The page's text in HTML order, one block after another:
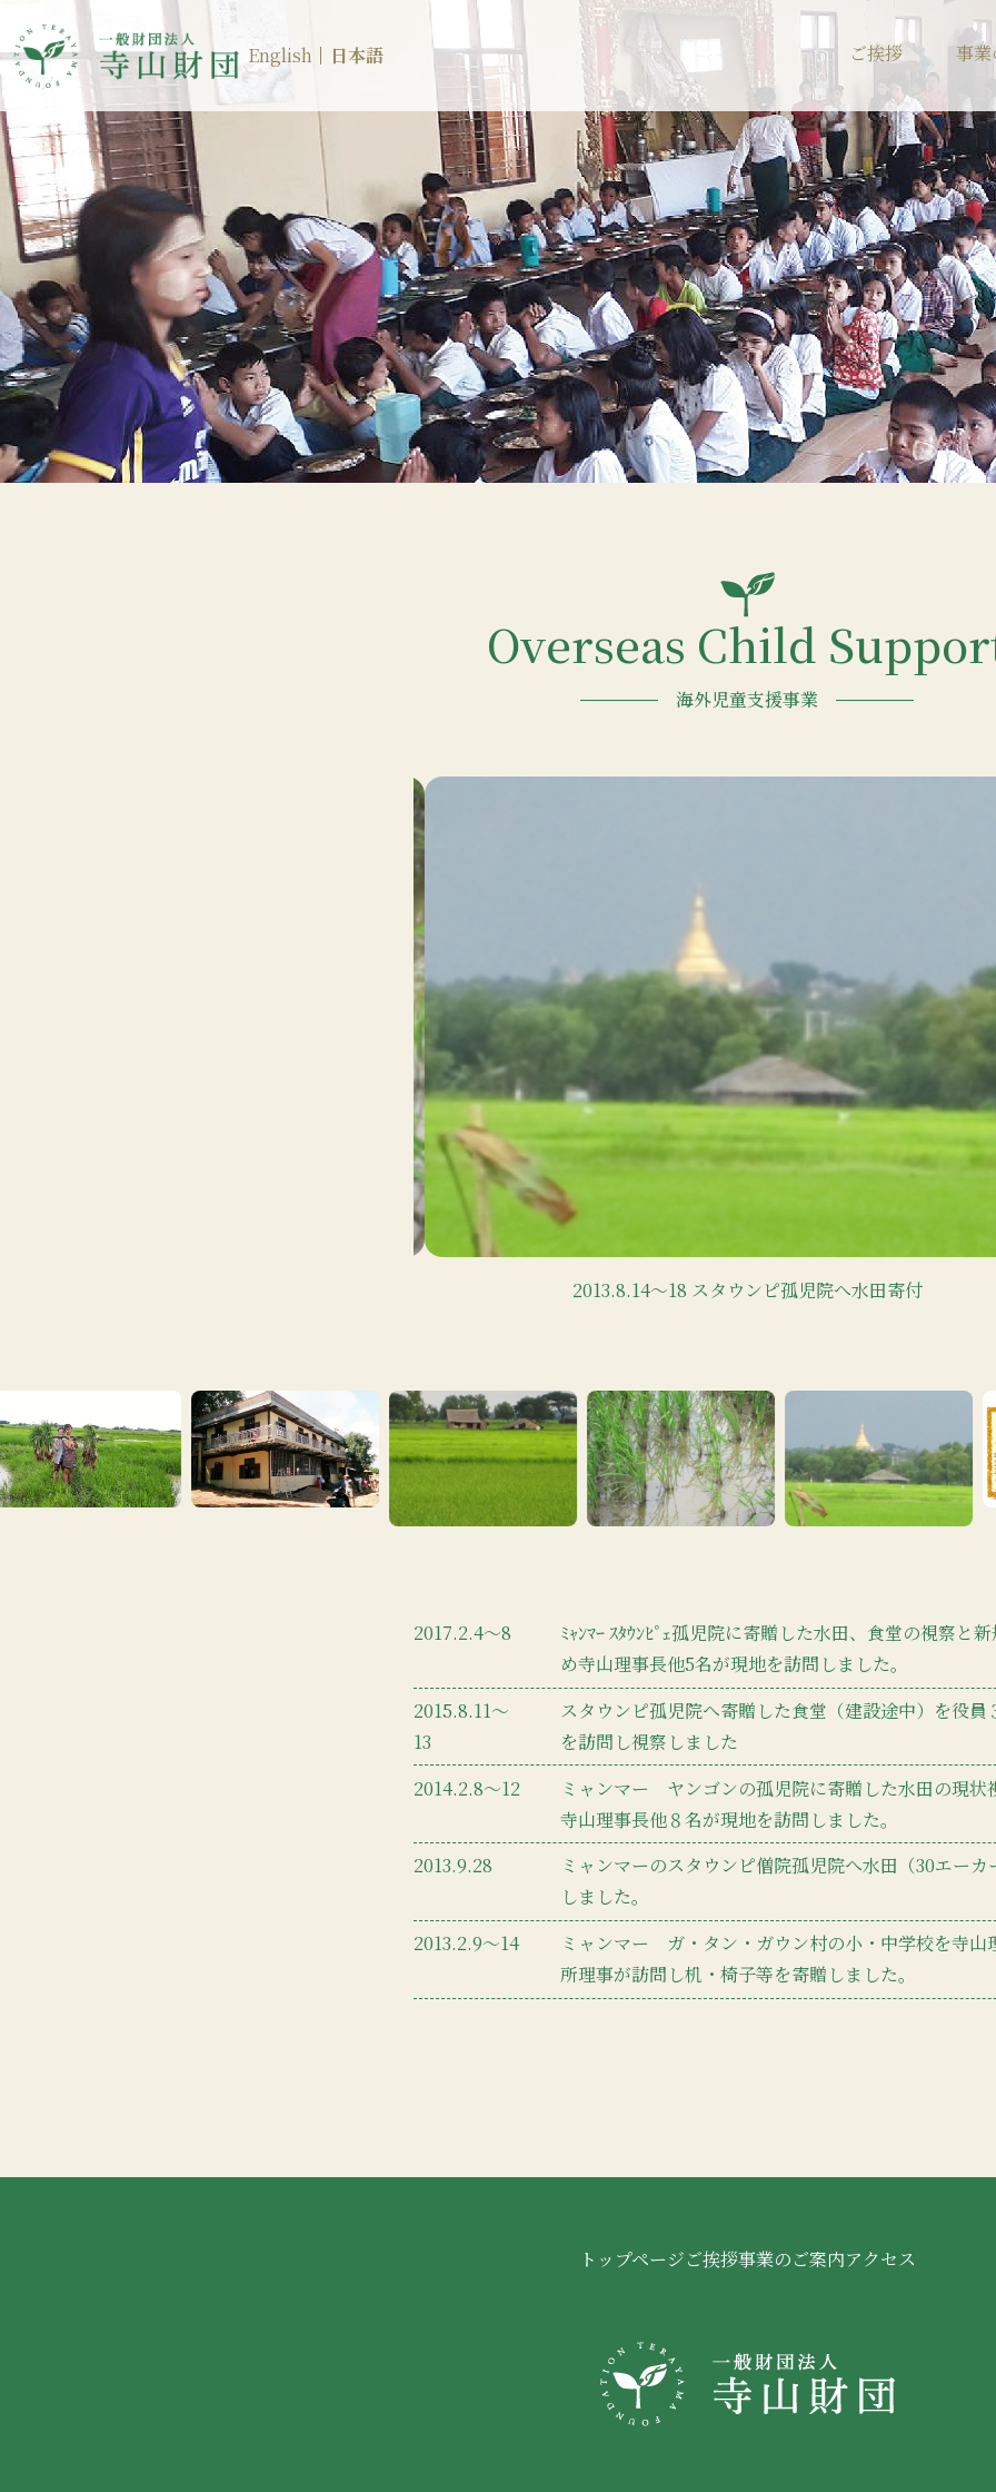
English 日本語 ご挨拶 事
Overseas Child
海外児童支援事業
2013.8.14〜18 スタウンピ孤児院へ水田寄付
2017.2.4～8
ﾐｬﾝﾏｰ ｽﾀｳﾝﾋﾟｪ孤児院に寄贈した水田、食堂の視察と
め寺山理事長他5名が現地を訪問しました。
2015.8.11〜
13
スタウンピ孤児院へ寄贈した食堂（建設途中）を役員
を訪問し視察しました
2014.2.8〜12
ミャンマー ヤンゴンの孤児院に寄贈した水田の現状
寺山理事長他８名が現地を訪問しました。
2013.9.28
ミャンマーのスタウンピ僧院孤児院へ水田（30エーカ
しました。
2013.2.9〜14
ミャンマー ガ・タン・ガウン村の小・中学校を寺山
所理事が訪問し机・椅子等を寄贈しました。
トップページご挨拶事業のご案内アクセス